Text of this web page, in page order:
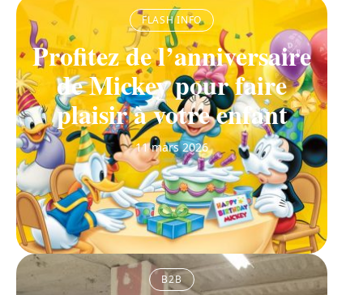
FLASH INFO
Profitez de l’anniversaire
de Mickey pour faire
plaisir à votre enfant
11 mars 2026
B2B